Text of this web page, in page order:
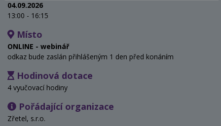
04.09.2026
13:00 - 16:15
Místo
ONLINE - webinář
odkaz bude zaslán přihlášeným 1 den před konáním
Hodinová dotace
4 vyučovací hodiny
Pořádající organizace
Zřetel, s.r.o.